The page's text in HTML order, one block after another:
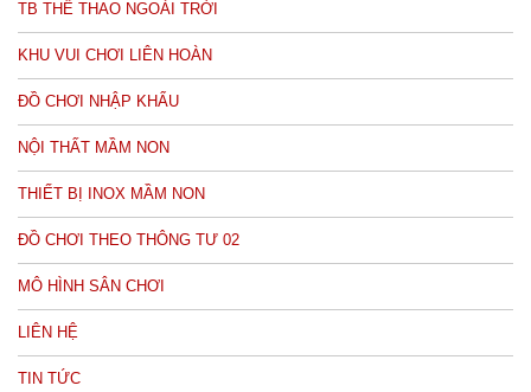
TB THỂ THAO NGOÀI TRỜI
KHU VUI CHƠI LIÊN HOÀN
ĐỒ CHƠI NHẬP KHẨU
NỘI THẤT MẦM NON
THIẾT BỊ INOX MẦM NON
ĐỒ CHƠI THEO THÔNG TƯ 02
MÔ HÌNH SÂN CHƠI
LIÊN HỆ
TIN TỨC